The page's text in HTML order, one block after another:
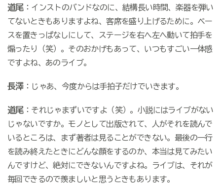
道尾：インストのバンドなのに、結構長い時間、楽器を弾い
てないときもありますよね、客席を盛り上げるために。ベー
スを置きっぱなしにして、ステージを右へ左へ動いて拍手を
煽ったり（笑）。そのおかげもあって、いつもすごい一体感
ですよね、あのライブ。
長澤：じゃあ、今度からは手拍子だけでいきます。
道尾：それじゃまずいですよ（笑）。小説にはライブがない
じゃないですか。モノとして出版されて、人がそれを読んで
いるところは、まず著者は見ることができない。最後の一行
を読み終えたときにどんな顔をするのか、本当は見てみたい
んですけど、絶対にできないんですよね。ライブは、それが
毎回できるので羨ましいと思うときもあります。